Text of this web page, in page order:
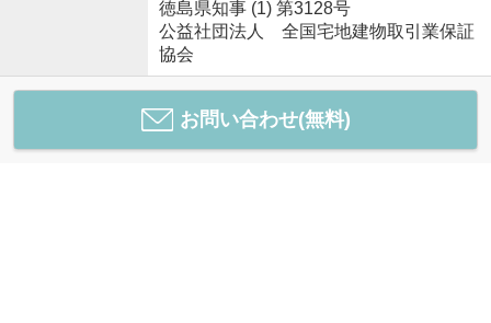
徳島県知事 (1) 第3128号
公益社団法人 全国宅地建物取引業保証
協会
お問い合わせ(無料)